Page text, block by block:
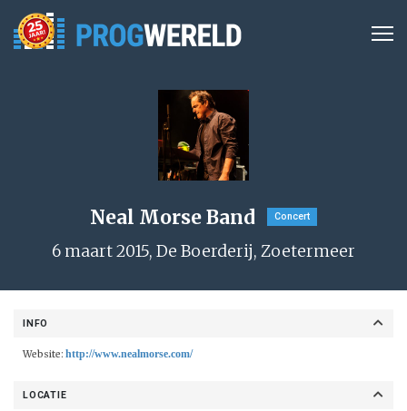
Neal Morse Band Concert
6 maart 2015, De Boerderij, Zoetermeer
INFO
Website: http://www.nealmorse.com/
LOCATIE